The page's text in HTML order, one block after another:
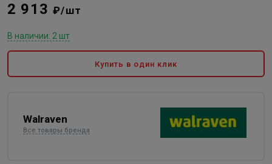
2 913₽/шт
В наличии: 2 шт
Купить в один клик
Walraven
Все товары бренда